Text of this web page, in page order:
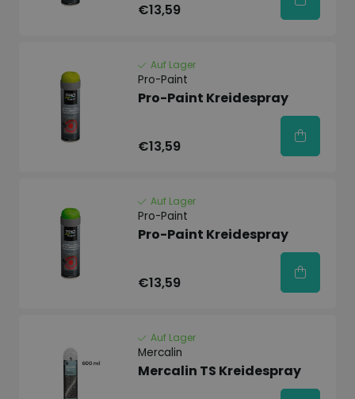
€13,59
Auf Lager
Pro-Paint
Pro-Paint Kreidespray
€13,59
Auf Lager
Pro-Paint
Pro-Paint Kreidespray
€13,59
Auf Lager
Mercalin
Mercalin TS Kreidespray